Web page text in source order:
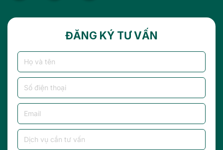
ĐĂNG KÝ TƯ VẤN